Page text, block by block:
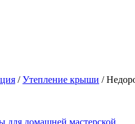
/Утепление крыши /
для домашней мастерской